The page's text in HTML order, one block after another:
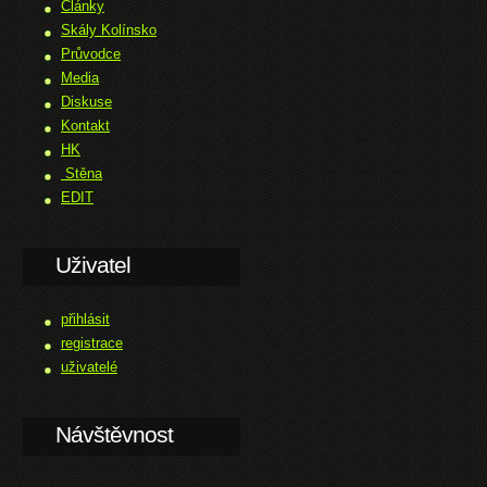
Články
Skály Kolínsko
Průvodce
Media
Diskuse
Kontakt
HK
Stěna
EDIT
Uživatel
přihlásit
registrace
uživatelé
Návštěvnost